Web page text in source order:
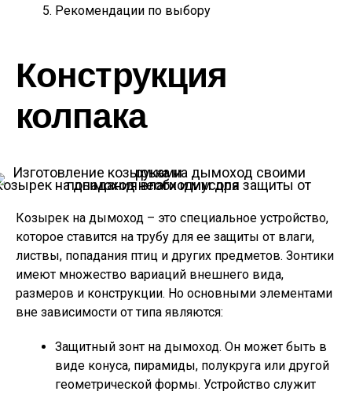
Рекомендации по выбору
Конструкция
колпака
Козырек на дымоход необходим для защиты от попадания влаги и мусора
Козырек на дымоход – это специальное устройство,
которое ставится на трубу для ее защиты от влаги,
листвы, попадания птиц и других предметов. Зонтики
имеют множество вариаций внешнего вида,
размеров и конструкции. Но основными элементами
вне зависимости от типа являются:
Защитный зонт на дымоход. Он может быть в
виде конуса, пирамиды, полукруга или другой
геометрической формы. Устройство служит